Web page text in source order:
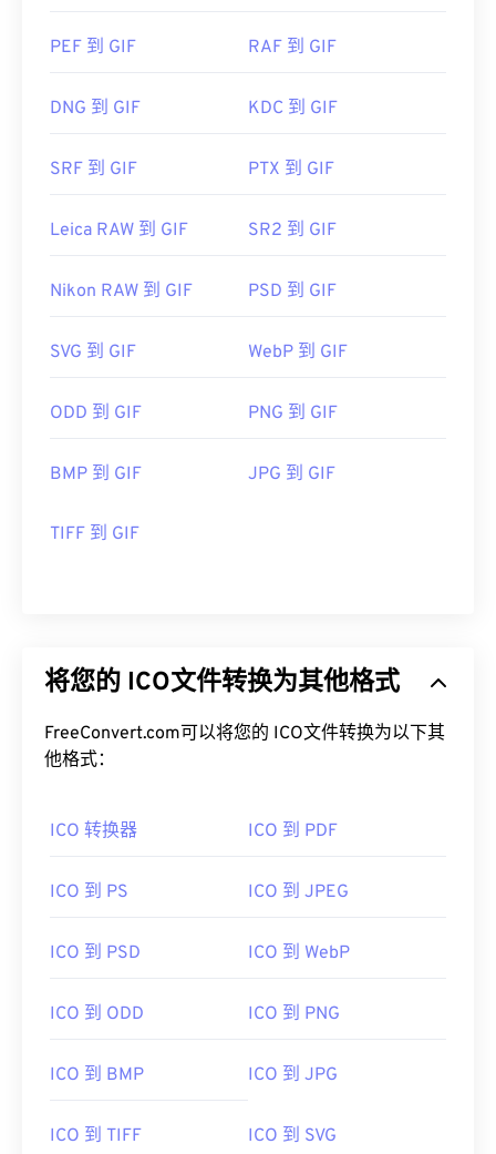
PEF 到 GIF RAF 到 GIF
DNG 到 GIF KDC 到 GIF
SRF 到 GIF PTX 到 GIF
Leica RAW 到 GIF SR2 到 GIF
Nikon RAW 到 GIF PSD 到 GIF
SVG 到 GIF WebP 到 GIF
ODD 到 GIF PNG 到 GIF
BMP 到 GIF JPG 到 GIF
TIFF 到 GIF
将您的 ICO文件转换为其他格式
FreeConvert.com可以将您的 ICO文件转换为以下其
他格式：
ICO 转换器 ICO 到 PDF
ICO 到 PS ICO 到 JPEG
ICO 到 PSD ICO 到 WebP
ICO 到 ODD ICO 到 PNG
ICO 到 BMP ICO 到 JPG
ICO 到 TIFF ICO 到 SVG